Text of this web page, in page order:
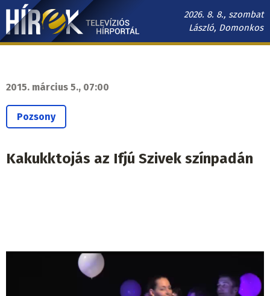
Ugrás
tartalomra
2026. 8. 8., szombat
László, Domonkos
Hírek.sk
navigáció
2015. március 5., 07:00
Pozsony
Kakukktojás az Ifjú Szivek színpadán